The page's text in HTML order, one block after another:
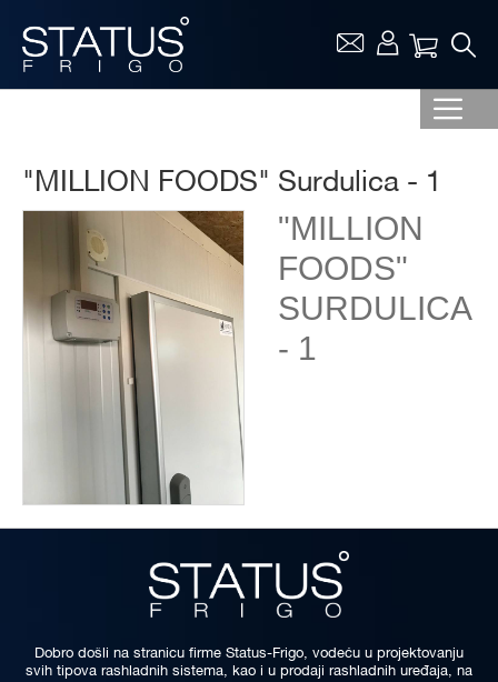
Vaša
"MILLION FOODS" Surdulica - 1
"MILLION
FOODS"
SURDULICA
- 1
Dobro došli na stranicu firme Status-Frigo, vodeću u projektovanju
svih tipova rashladnih sistema, kao i u prodaji rashladnih uređaja, na